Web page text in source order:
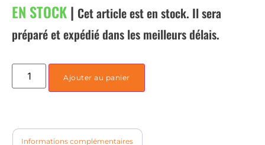
EN STOCK| Cet article est en stock. Il sera
préparé et expédié dans les meilleurs délais.
Ajouter au panier
Informations complémentaires